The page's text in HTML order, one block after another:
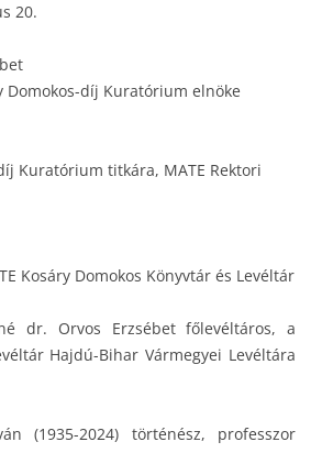
20.
Domokos-díj Kuratórium elnöke
Kuratórium titkára, MATE Rektori
Kosáry Domokos Könyvtár és Levéltár
dr. Orvos Erzsébet főlevéltáros, a
Hajdú-Bihar Vármegyei Levéltára
(1935-2024) történész, professzor